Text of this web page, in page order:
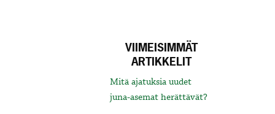
VIIMEISIMMÄT
ARTIKKELIT
Mitä ajatuksia uudet
juna-asemat herättävät?